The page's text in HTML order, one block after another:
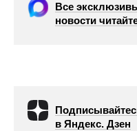
Все
новости
в Яндекс. Дзен